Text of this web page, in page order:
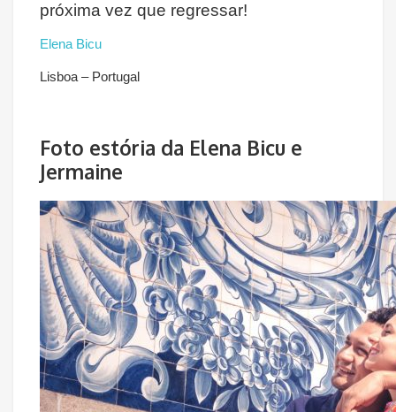
próxima vez que regressar!
Elena Bicu
Lisboa – Portugal
Foto estória da Elena Bicu e
Jermaine